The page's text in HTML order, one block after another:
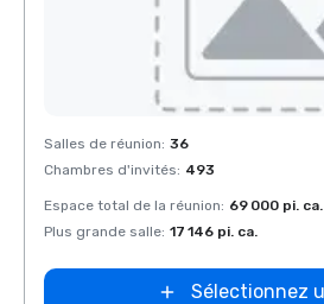
Removed from favorites
Salles de réunion: 36
Chambres d'invités: 493
Espace total de la réunion: 69 000 pi. ca.
Plus grande salle: 17 146 pi. ca.
Sélectionnez